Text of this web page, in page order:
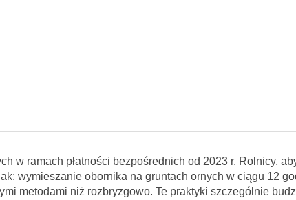
w ramach płatności bezpośrednich od 2023 r. Rolnicy,
wymieszanie obornika na gruntach ornych w ciągu 12
metodami niż rozbryzgowo. Te praktyki szczególnie